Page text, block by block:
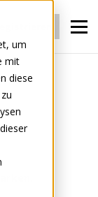
um
mit
diese